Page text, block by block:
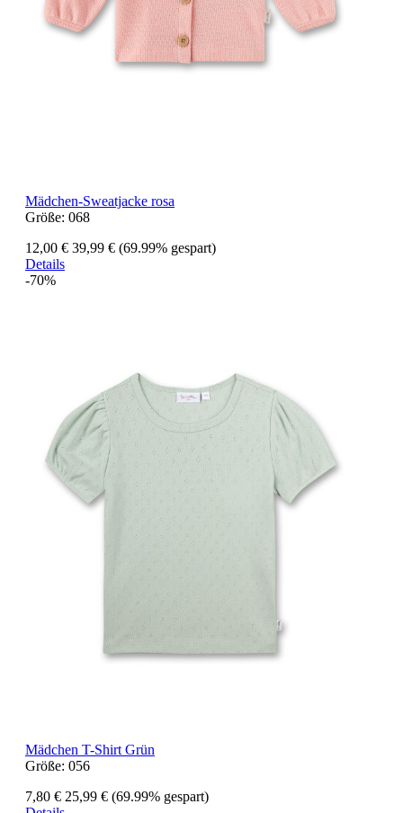
Mädchen-Sweatjacke rosa
Größe: 068
12,00 € 39,99 € (69.99% gespart)
Details
-70%
Mädchen T-Shirt Grün
Größe: 056
7,80 € 25,99 € (69.99% gespart)